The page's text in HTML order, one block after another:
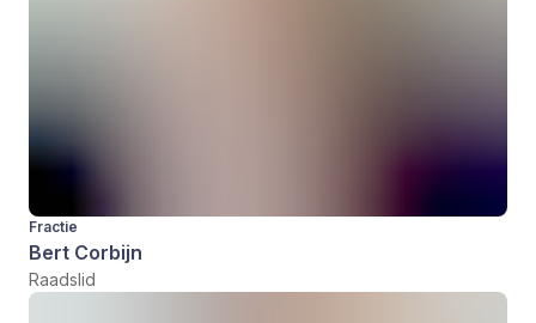
Fractie
Bert Corbijn
Raadslid